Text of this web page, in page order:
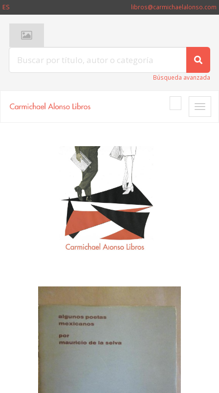
ES libros@carmichaelalonso.com
Búsqueda avanzada
Toggle